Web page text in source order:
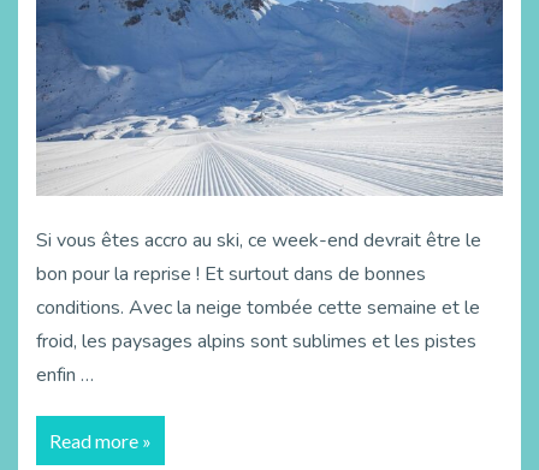
Si vous êtes accro au ski, ce week-end devrait être le
bon pour la reprise ! Et surtout dans de bonnes
conditions. Avec la neige tombée cette semaine et le
froid, les paysages alpins sont sublimes et les pistes
enfin …
Read more »